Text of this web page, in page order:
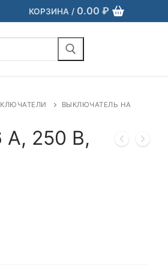
КОРЗИНА / 0.00 ₽
ВЫКЛЮЧАТЕЛЬ НА
А, 250 В,